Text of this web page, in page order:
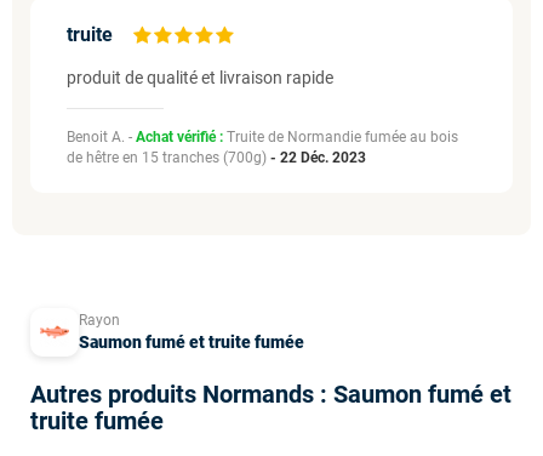
truite
produit de qualité et livraison rapide
Benoit A. - Achat vérifié : Truite de Normandie fumée au bois
de hêtre en 15 tranches (700g) - 22 Déc. 2023
Rayon
Saumon fumé et truite fumée
Autres produits Normands : Saumon fumé et
truite fumée